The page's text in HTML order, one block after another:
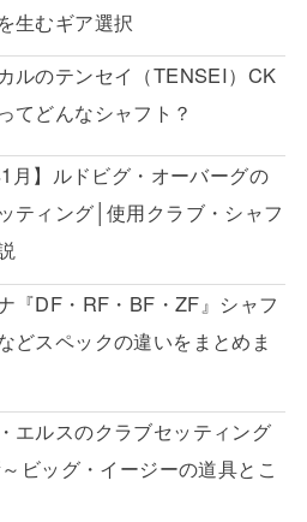
生むギア選択
ルのテンセイ（TENSEI）CK
てどんなシャフト？
1月】ルドビグ・オーバーグの
ティング│使用クラブ・シャフ
『DF・RF・BF・ZF』シャフ
どスペックの違いをまとめま
エルスのクラブセッティング
ビッグ・イージーの道具とこ